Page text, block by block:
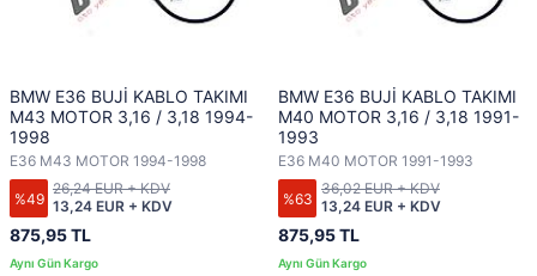
BMW E36 BUJİ KABLO TAKIMI
M43 MOTOR 3,16 / 3,18 1994-
1998
E36 M43 MOTOR 1994-1998
%49
875,95 TL
13,24 EUR + KDV
26,24 EUR + KDV
BMW E36 BUJİ KABLO TAKIMI
M40 MOTOR 3,16 / 3,18 1991-
1993
E36 M40 MOTOR 1991-1993
%63
875,95 TL
13,24 EUR + KDV
36,02 EUR + KDV